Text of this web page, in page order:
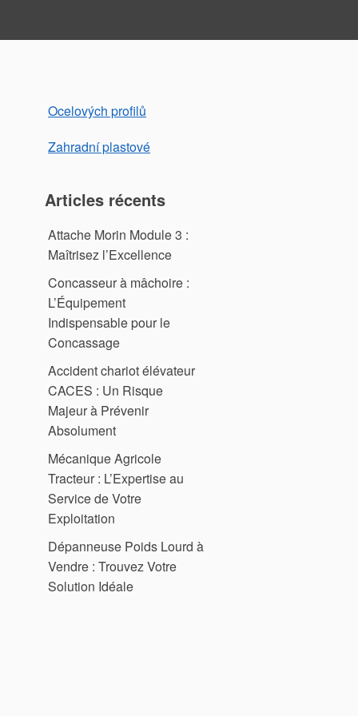
Ocelových profilů
Zahradní plastové
Articles récents
Attache Morin Module 3 :
Maîtrisez l’Excellence
Concasseur à mâchoire :
L’Équipement
Indispensable pour le
Concassage
Accident chariot élévateur
CACES : Un Risque
Majeur à Prévenir
Absolument
Mécanique Agricole
Tracteur : L’Expertise au
Service de Votre
Exploitation
Dépanneuse Poids Lourd à
Vendre : Trouvez Votre
Solution Idéale